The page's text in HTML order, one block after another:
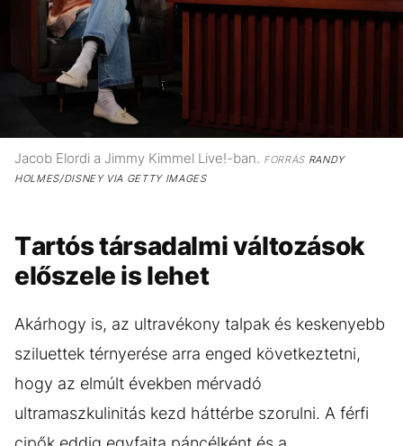
Jacob Elordi a Jimmy Kimmel Live!-ban. FORRÁSRANDY
HOLMES/DISNEY VIA GETTY IMAGES
Tartós társadalmi változások
előszele is lehet
Akárhogy is, az ultravékony talpak és keskenyebb
sziluettek térnyerése arra enged következtetni,
hogy az elmúlt években mérvadó
ultramaszkulinitás kezd háttérbe szorulni. A férfi